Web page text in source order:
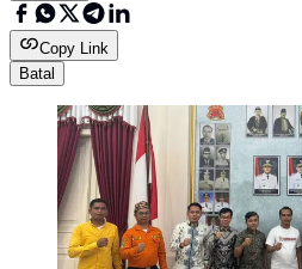
Copy Link
Batal